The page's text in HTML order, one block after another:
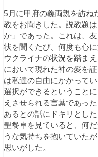
5月に甲府の義両親を訪ね
教をお聞きした。説教題
か」であった。これは、
状を聞くたび、何度も心
ウクライナの状況を踏ま
において現れた神の愛を
は私達の自由にかかって
選択ができるということ
えさせられる言葉であっ
あるとの話にドキリとし
聖餐卓を見ていると、何
うな気持ちを抱いていた
思いがした。